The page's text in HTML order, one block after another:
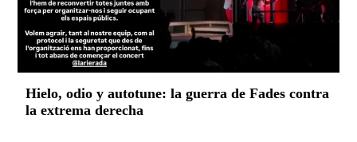
Hielo, odio y autotune: la guerra de Fades contra
la extrema derecha